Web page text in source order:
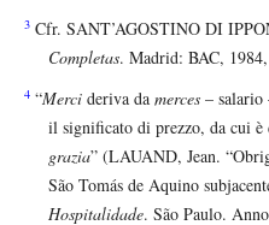
3 Cfr. SANT’AGOSTINO DI
Completas. Madrid: BAC,
4 “Merci deriva da merces – salario
il significato di prezzo, da cui
grazia” (LAUAND, Jean.
São Tomás de Aquino
Hospitalidade. São Paulo.